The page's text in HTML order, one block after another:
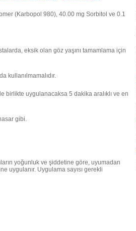
(Karbopol 980), 40.00 mg Sorbitol ve 0.1
eksik olan göz yaşını tamamlama için
kullanılmamalıdır.
birlikte uygulanacaksa 5 dakika aralıklı ve en
gibi.
yoğunluk ve şiddetine göre, uyumadan
uygulanır. Uygulama sayısı gerekli